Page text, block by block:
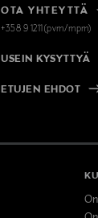
OTA YHTEYTTÄ
+358 9 1211(pvm/mpm)
USEIN KYSYTTYÄ
ETUJEN EHDOT